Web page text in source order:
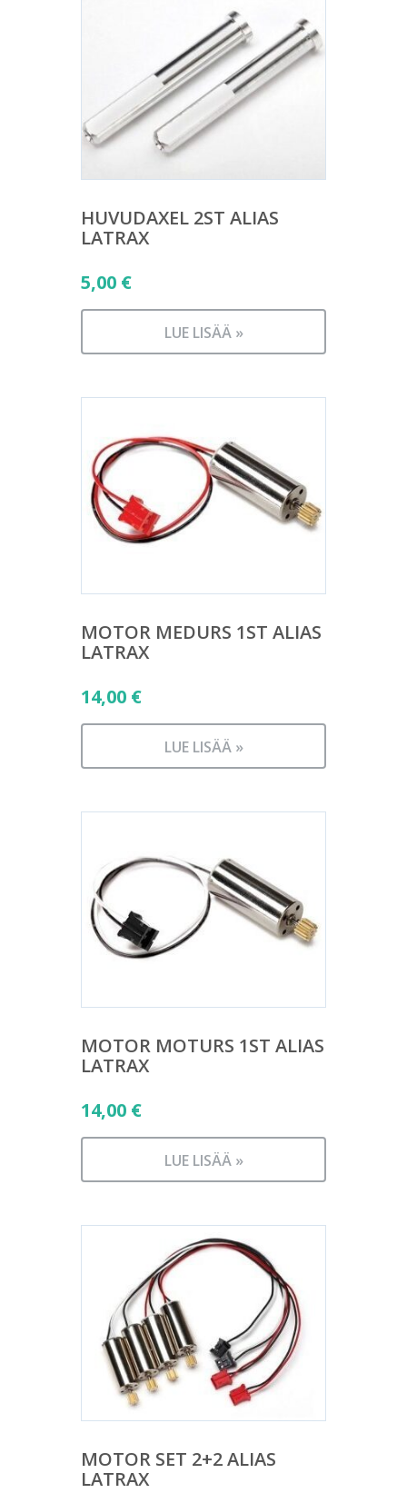
HUVUDAXEL 2ST ALIAS
LATRAX
5,00 €
LUE LISÄÄ »
MOTOR MEDURS 1ST ALIAS
LATRAX
14,00 €
LUE LISÄÄ »
MOTOR MOTURS 1ST ALIAS
LATRAX
14,00 €
LUE LISÄÄ »
MOTOR SET 2+2 ALIAS
LATRAX